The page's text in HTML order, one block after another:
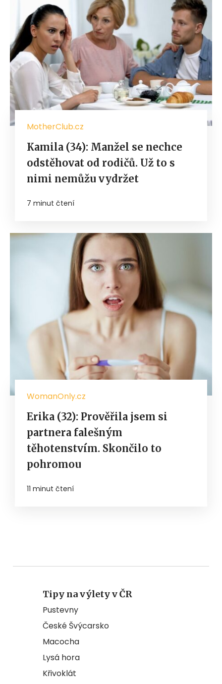
MotherClub.cz
Kamila (34): Manžel se nechce
odstěhovat od rodičů. Už to s
nimi nemůžu vydržet
7 minut čtení
WomanOnly.cz
Erika (32): Prověřila jsem si
partnera falešným
těhotenstvím. Skončilo to
pohromou
11 minut čtení
Tipy na výlety v ČR
Pustevny
České Švýcarsko
Macocha
Lysá hora
Křivoklát